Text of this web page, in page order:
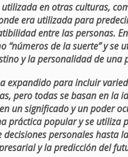
en otras culturas,
era utilizada para
entre las personas.
“números de la suerte” y se
y la personalidad de una
expandido para incluir
pero todas se basan en la
un significado y un poder
práctica popular y se utiliza
decisiones personales hasta la
y la predicción del